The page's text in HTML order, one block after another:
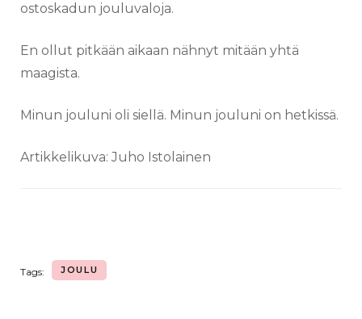
ostoskadun jouluvaloja.
En ollut pitkään aikaan nähnyt mitään yhtä
maagista.
Minun jouluni oli siellä. Minun jouluni on hetkissä.
Artikkelikuva: Juho Istolainen
Tags: JOULU